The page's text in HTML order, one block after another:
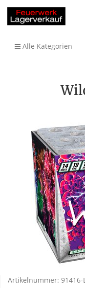
Alle Kategorien
Artikelnummer: 91416-